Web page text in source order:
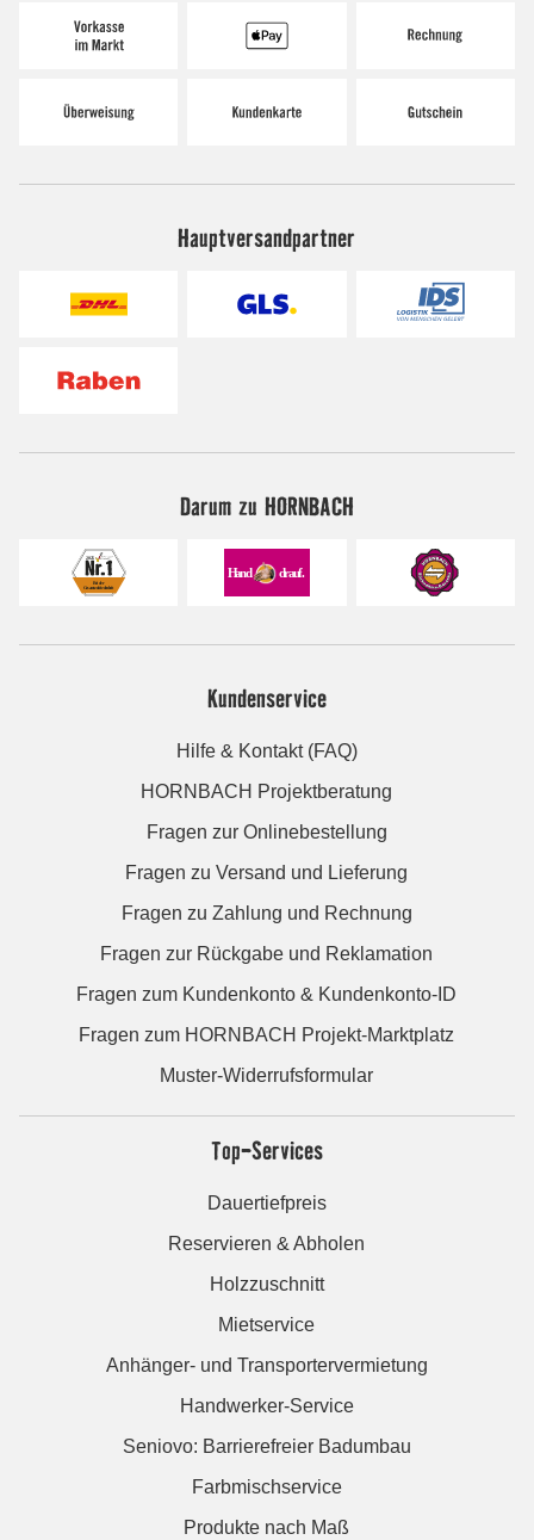
Hauptversandpartner
Darum zu HORNBACH
Kundenservice
Hilfe & Kontakt (FAQ)
HORNBACH Projektberatung
Fragen zur Onlinebestellung
Fragen zu Versand und Lieferung
Fragen zu Zahlung und Rechnung
Fragen zur Rückgabe und Reklamation
Fragen zum Kundenkonto & Kundenkonto-ID
Fragen zum HORNBACH Projekt-Marktplatz
Muster-Widerrufsformular
Top-Services
Dauertiefpreis
Reservieren & Abholen
Holzzuschnitt
Mietservice
Anhänger- und Transportervermietung
Handwerker-Service
Seniovo: Barrierefreier Badumbau
Farbmischservice
Produkte nach Maß